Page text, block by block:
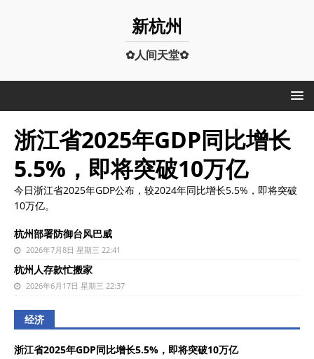
新杭州
✿人间天堂✿
浙江省2025年GDP同比增长
5.5%，即将突破10万亿
今日浙江省2025年GDP公布，较2024年同比增长5.5%，即将突破
10万亿。
杭州部署防御台风巴威
2026年7月8日 星期三 22:41
杭州人存款忙搬家
2026年6月17日 星期三 22:37
经济
浙江省2025年GDP同比增长5.5%，即将突破10万亿